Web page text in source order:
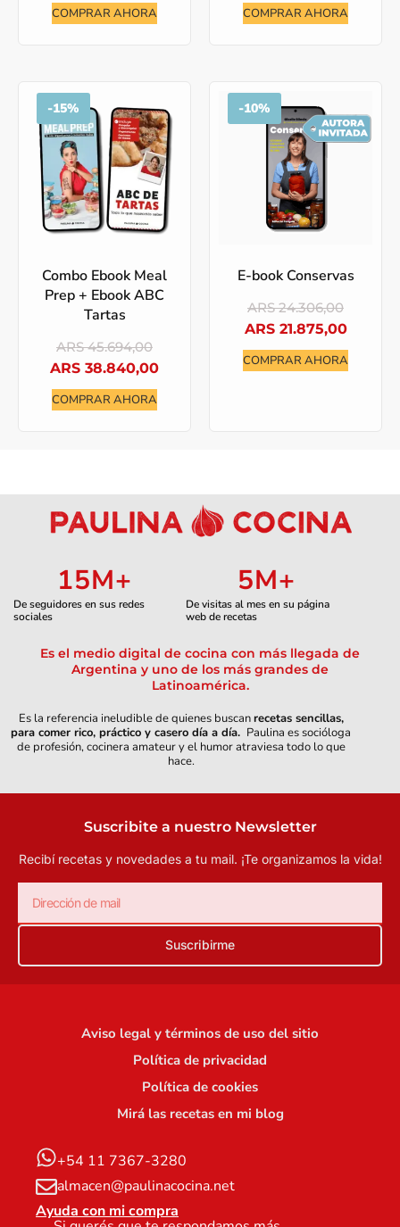
COMPRAR AHORA COMPRAR AHORA
-15%
Combo Ebook Meal
Prep + Ebook ABC
Tartas
ARS45.694,00
ARS 38.840,00
COMPRAR AHORA
-10%
E-book Conservas
ARS24.306,00
ARS21.875,00
COMPRAR AHORA
De seguidores en sus redes
sociales
15M+
De visitas al mes en su página
web de recetas
5M+
Es el medio digital de cocina con más llegada de
Argentina y uno de los más grandes de
Latinoamérica.
Es la referencia ineludible de quienes buscanrecetas sencillas,
para comer rico, práctico y casero día a día. Paulina es socióloga
de profesión, cocinera amateur y el humor atraviesa todo lo que
hace.
Suscribite a nuestro Newsletter
Recibí recetas y novedades a tu mail. ¡Te organizamos la vida!
Suscribirme
Aviso legal y términos de uso del sitio
Política de privacidad
Política de cookies
Mirá las recetas en mi blog
+54 11 7367-3280
almacen@paulinacocina.net
Ayuda con mi compra